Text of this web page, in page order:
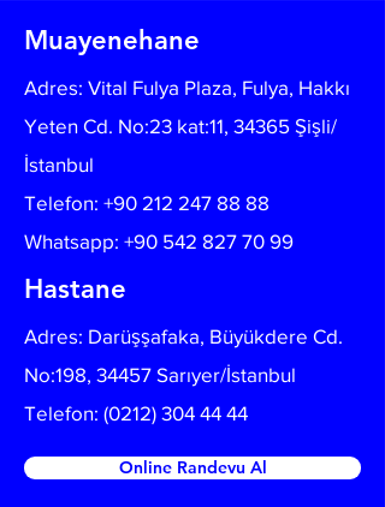
Muayenehane
Adres: Vital Fulya Plaza, Fulya, Hakkı
Yeten Cd. No:23 kat:11, 34365 Şişli/
İstanbul
Telefon: +90 212 247 88 88
Whatsapp: +90 542 827 70 99
Hastane
Adres: Darüşşafaka, Büyükdere Cd.
No:198, 34457 Sarıyer/İstanbul
Telefon: (0212) 304 44 44
Online Randevu Al